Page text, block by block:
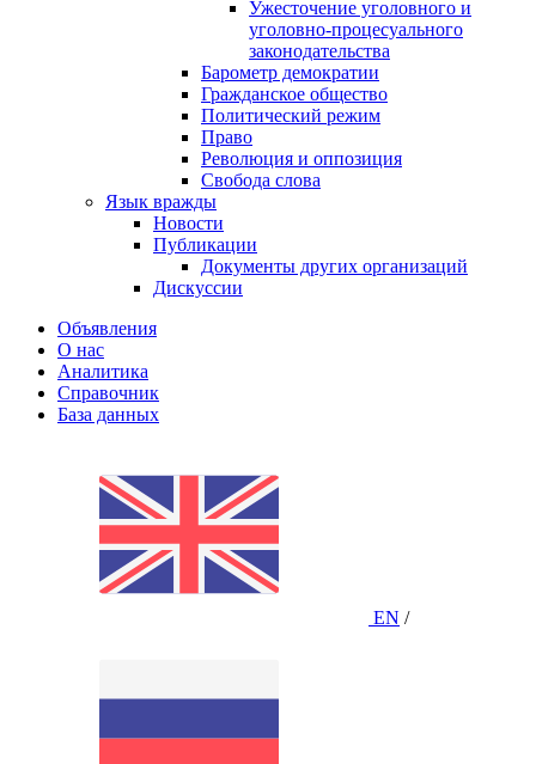
Ужесточение уголовного и
уголовно-процесуального
законодательства
Барометр демократии
Гражданское общество
Политический режим
Право
Революция и оппозиция
Свобода слова
Язык вражды
Новости
Публикации
Документы других организаций
Дискуссии
Объявления
О нас
Аналитика
Справочник
База данных
EN /